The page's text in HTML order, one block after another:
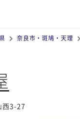
奈良市・斑鳩・天理
西3-27